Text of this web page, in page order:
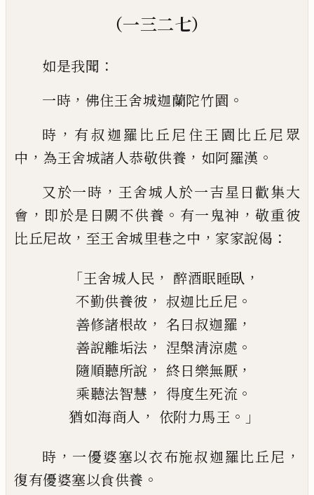
（一三二七）
如是我聞 ：
一時 ， 佛住王舍城迦蘭陀竹園 。
時 ， 有叔迦羅 比丘尼住王園比丘尼 眾
中 ， 為王舍城諸人恭敬供養 ， 如阿羅漢 。
又於一時 ， 王舍城人於一吉星日歡集大
會 ， 即於是日闕不供養 。 有一鬼神 ，敬重彼
比丘尼故 ， 至王舍城里巷之中 ， 家家說偈 ：
「王舍城人民 ， 醉酒眠睡臥 ，
不勤供養彼 ， 叔迦比丘尼 。
善修諸根故 ， 名曰叔迦羅 ，
善說離垢法 ， 涅槃清涼處 。
隨順聽所說 ， 終日樂無厭 ，
乘聽法智慧 ， 得度生死流 。
猶如海商人 ， 依附力馬王 。」
時 ， 一優婆塞以衣布施叔迦羅比丘尼 ，
復有優婆塞以食供養 。